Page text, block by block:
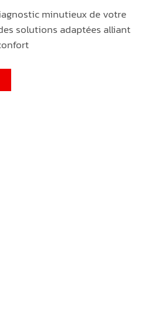
minutieux de votre
solutions adaptées alliant